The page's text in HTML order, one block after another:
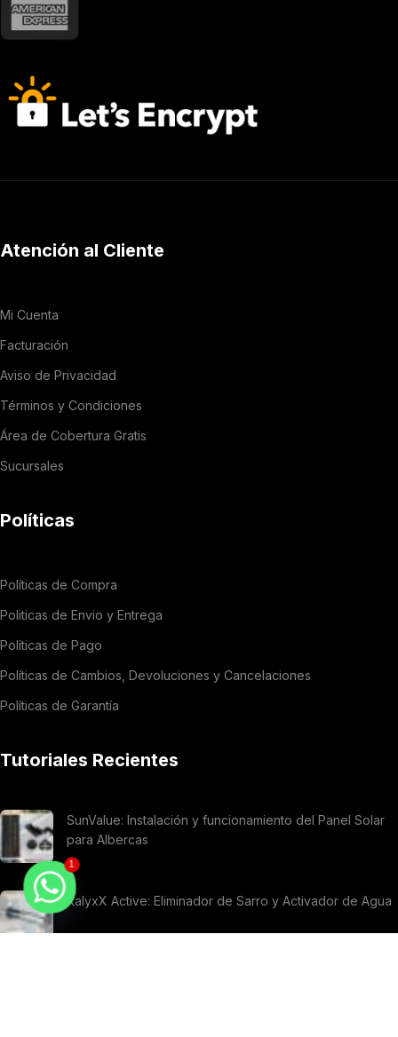
Atención al Cliente
Mi Cuenta
Facturación
Aviso de Privacidad
Términos y Condiciones
Área de Cobertura Gratis
Sucursales
Políticas
Políticas de Compra
Politicas de Envio y Entrega
Políticas de Pago
Políticas de Cambios, Devoluciones y Cancelaciones
Políticas de Garantía
Tutoriales Recientes
SunValue: Instalación y funcionamiento del Panel Solar
para Albercas
KalyxX Active: Eliminador de Sarro y Activador de Agua
1